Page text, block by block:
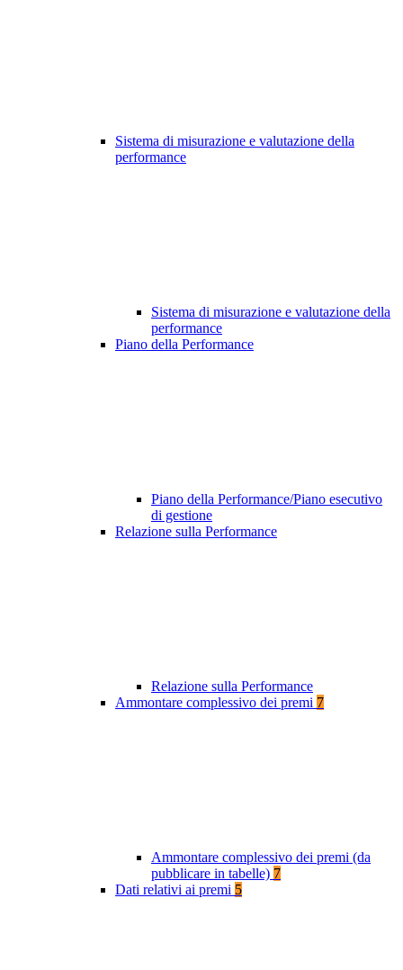
Sistema di misurazione e valutazione della
performance
Sistema di misurazione e valutazione della
performance
Piano della Performance
Piano della Performance/Piano esecutivo
di gestione
Relazione sulla Performance
Relazione sulla Performance
Ammontare complessivo dei premi 7
Ammontare complessivo dei premi (da
pubblicare in tabelle) 7
Dati relativi ai premi 5